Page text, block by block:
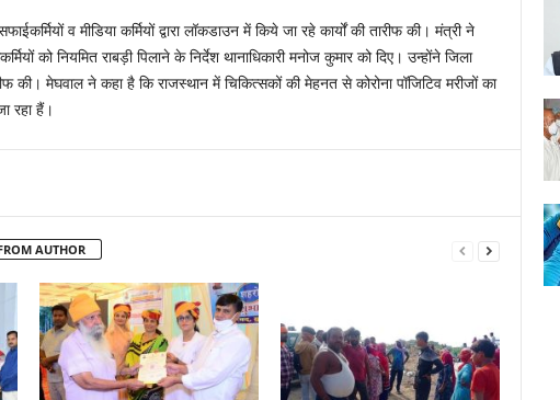
व मीडिया कर्मियों द्वारा लॉकडाउन में किये जा रहे कार्यों की तारीफ की। मंत्री ने
को नियमित राबड़ी पिलाने के निर्देश थानाधिकारी मनोज कुमार को दिए। उन्होंने जिला
की। मेघवाल ने कहा है कि राजस्थान में चिकित्सकों की मेहनत से कोरोना पॉजिटिव मरीजों का
रहा हैं।
AUTHOR